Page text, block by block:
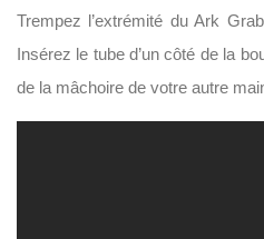
Trempez l’extrémité du Ark
Insérez le tube d’un côté de la
de la mâchoire de votre autre